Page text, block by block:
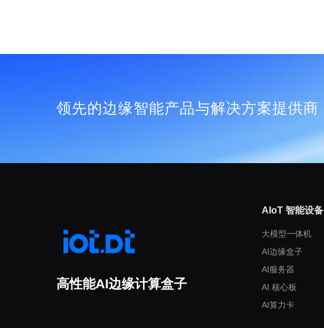
领先的边缘智能产品与解决方案提供商
高性能AI边缘计算盒子
AIoT 智能设备
大模型一体机
AI边缘盒子
AI服务器
AI 核心板
AI算力卡